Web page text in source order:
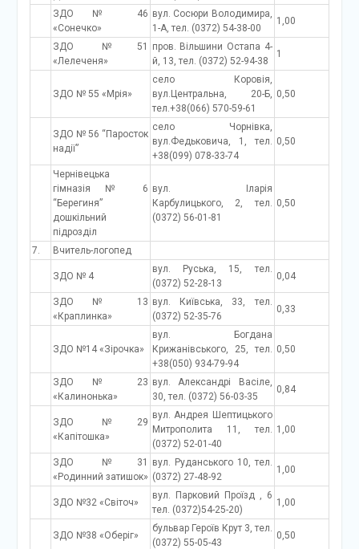
ЗДО № 46
«Сонечко»
вул. Сосюри Володимира,
1-А, тел. (0372) 54-38-00
1,00
ЗДО №51
«Лелеченя»
пров. Вільшини Остапа 4-
й, 13, тел. (0372) 52-94-38
1
ЗДО № 55 «Мрія»
село Коровія,
вул.Центральна, 20-Б,
тел.+38(066) 570-59-61
0,50
ЗДО № 56 “Паросток
надії”
село Чорнівка,
вул.Федьковича, 1, тел.
+38(099) 078-33-74
0,50
Чернівецька
гімназія № 6
“Берегиня”
дошкільний
підрозділ
вул. Іларія
Карбулицького, 2, тел.
(0372) 56-01-81
0,50
7. Вчитель-логопед
ЗДО № 4
вул. Руська, 15, тел.
(0372) 52-28-13
0,04
ЗДО № 13
«Краплинка»
вул. Київська, 33, тел.
(0372) 52-35-76
0,33
ЗДО №14 «Зірочка»
вул. Богдана
Крижанівського, 25, тел.
+38(050) 934-79-94
0,50
ЗДО № 23
«Калинонька»
вул. Александрі Васіле,
30, тел. (0372) 56-03-35
0,84
ЗДО №29
«Капітошка»
вул. Андрея Шептицького
Митрополита 11, тел.
(0372) 52-01-40
1,00
ЗДО №31
«Родинний затишок»
вул. Руданського 10, тел.
(0372) 27-48-92
1,00
ЗДО №32 «Світоч»
вул. Парковий Проїзд , 6
тел. (0372)54-25-20)
1,00
ЗДО №38 «Оберіг»
бульвар Героїв Крут 3, тел.
(0372) 55-05-43
0,50